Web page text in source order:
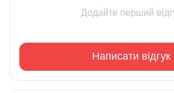
Додайте перший
Написати відгук